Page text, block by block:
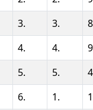
3. 3.
4. 4.
5. 5. 4
6. 1.